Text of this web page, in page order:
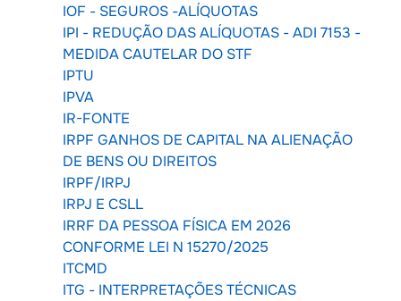
IOF - SEGUROS -ALÍQUOTAS
IPI - REDUÇÃO DAS ALÍQUOTAS - ADI 7153 -
MEDIDA CAUTELAR DO STF
IPTU
IPVA
IR-FONTE
IRPF GANHOS DE CAPITAL NA ALIENAÇÃO
DE BENS OU DIREITOS
IRPF/IRPJ
IRPJ E CSLL
IRRF DA PESSOA FÍSICA EM 2026
CONFORME LEI N 15270/2025
ITCMD
ITG - INTERPRETAÇÕES TÉCNICAS